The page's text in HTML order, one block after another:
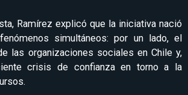
Ramírez explicó que la iniciativa nació
simultáneos: por un lado, el
las organizaciones sociales en Chile y,
crisis de confianza en torno a la